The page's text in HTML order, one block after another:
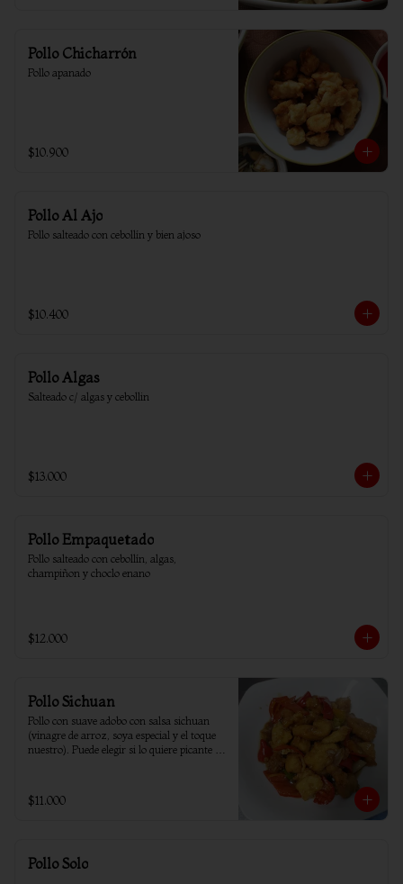
Pollo Chicharrón
Pollo apanado
$10.900
Pollo Al Ajo
Pollo salteado con cebollín y bien ajoso
$10.400
Pollo Algas
Salteado c/ algas y cebollin
$13.000
Pollo Empaquetado
Pollo salteado con cebollín, algas,
champiñon y choclo enano
$12.000
Pollo Sichuan
Pollo con suave adobo con salsa sichuan
(vinagre de arroz, soya especial y el toque
nuestro). Puede elegir si lo quiere picante o
$11.000
Pollo Solo